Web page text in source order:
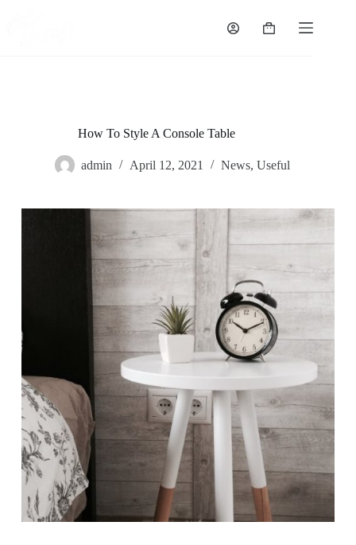
Shopping
How To Style A Console Table
admin April 12, 2021 News,Useful